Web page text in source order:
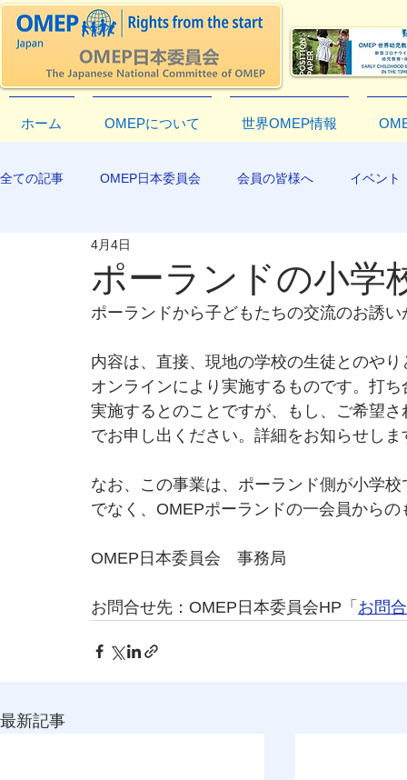
ホーム OMEPについて 世界OMEP情報
全ての記事 OMEP日本委員会 会員の皆様へ イベント
EXCO-COMMUNICATION
ポーランドの小学
4月4日
ポーランドから子どもたちの交流のお誘
内容は、直接、現地の学校の生徒とのや
オンラインにより実施するものです。打
実施するとのことですが、もし、ご希望
でお申し出ください。詳細をお知らせしま
なお、この事業は、ポーランド側が小学
でなく、OMEPポーランドの一会員からの
OMEP日本委員会　事務局
お問合せ先：OMEP日本委員会HP「 お問
最新記事